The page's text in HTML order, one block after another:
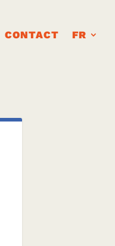
CONTACT FR